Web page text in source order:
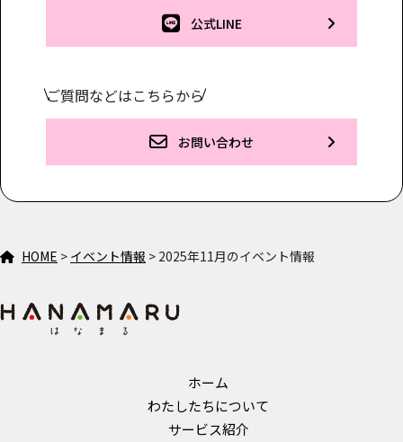
公式LINE
ご質問などはこちらから
お問い合わせ
HOME > イベント情報 > 2025年11月のイベント情報
ホーム
わたしたちについて
サービス紹介